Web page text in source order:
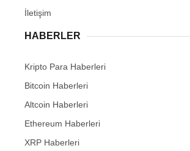
İletişim
HABERLER
Kripto Para Haberleri
Bitcoin Haberleri
Altcoin Haberleri
Ethereum Haberleri
XRP Haberleri